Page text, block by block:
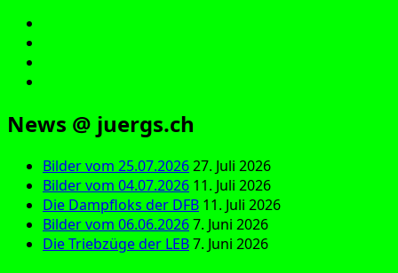
News @ juergs.ch
Bilder vom 25.07.202627. Juli 2026
Bilder vom 04.07.2026 11. Juli 2026
Die Dampfloks der DFB 11. Juli 2026
Bilder vom 06.06.20267. Juni 2026
Die Triebzüge der LEB7. Juni 2026